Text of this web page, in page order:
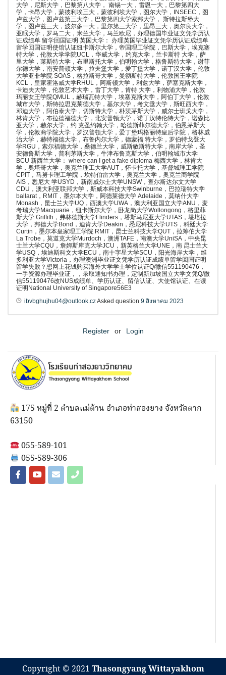
大学，尼斯大学，巴黎第八大学， 南锡一大，雷恩一大，巴黎第四大
学，卡昂大学，蒙彼利埃三大，蒙彼利埃大学，图尔大学，INSEEC，图
卢兹大学，图卢兹第三大学，巴黎第四大学索邦大学， 斯特拉斯堡大
学，图卢兹三大，波尔多一大，里尔第三大学，里昂三大，奥尔良大学，
亚眠大学，罗马二大，米兰大学，马兰欧尼，办理德国毕业证文凭学历认
证成绩单 留学回国证明 英国大学： 办理英国毕业证文凭学历认证成绩单
留学回国证明使馆认证纽卡斯尔大学，帝国理工学院，巴斯大学，埃克塞
特大学，伦敦大学学院UCL，华威大学，约克大学，兰卡斯特 大学，萨
里大学，莱斯特大学，布里斯托大学，伯明翰大学，格鲁斯特大学，谢菲
尔德大学，南安普顿大学，拉夫堡大学，爱丁堡大学，诺丁汉大学，伦敦
大学亚非学院 SOAS，格拉斯哥大学，曼彻斯特大学，伦敦国王学院
KCL，皇家霍洛威大学RHUL，阿斯顿大学，利兹大学，萨塞克斯大学，
卡迪夫大学，伦敦艺术大学，雷丁大学，肯特 大学，利物浦大学，伦敦
玛丽女王学院QMUL，赫瑞瓦特大学，埃塞克斯大学，阿伯丁大学，伦敦
城市大学，斯特拉思克莱德大学，基尔大学，考文垂大学，斯旺西大学，
邓迪大学，阿伯泰大学，切斯特大学，朴茨茅斯大学，威尔士班戈大学，
林肯大学，布拉德福德大学，北安普顿大学，诺丁汉特伦特大学，诺森比
亚大学，赫尔大学，约 克圣约翰大学，哈德斯菲尔德大学，伯恩茅斯大
学，伦敦商学院大学，罗汉普顿大学，爱丁堡玛格丽特皇后学院，格林威
治大学，赫特福德大学，布鲁内尔大学，德蒙福 特大学，罗伯特戈登大
学RGU，索尔福德大学，桑德兰大学，威斯敏斯特大学，南岸大学，圣
安德鲁斯大学，普利茅斯大学，牛津布鲁克斯大学，伯明翰城市大学
BCU 新西兰大学： where can I get a fake diploma 梅西大学，林肯大
学，奥塔哥大学，奥克兰理工大学AUT，怀卡托大学，基督城理工学院
CPIT，马努卡理工学院，坎特伯雷大学，奥克兰大学，奥克兰商学院
AIS，悉尼大 学USYD，新南威尔士大学UNSW，查尔斯达尔文大学
CDU，澳大利亚联邦大学，斯威本科技大学Swinburne，巴拉瑞特大学
ballarat，RMIT，墨尔本大学，阿德莱德大学 Adelaide，莫纳什大学
Monash，昆士兰大学UQ，西澳大学UWA，澳大利亚国立大学ANU，麦
考瑞大学Macquarie，纽卡斯尔大学，卧龙岗大学Wollongong，格里菲
斯大学 Griffith，弗林德斯大学Flinders，塔斯马尼亚大学UTAS，堪培拉
大学，邦德大学Bond，迪肯大学Deakin，悉尼科技大学UTS，科廷大学
Curtin，墨尔本皇家理工学院 RMIT，昆士兰科技大学QUT，拉筹伯大学
La Trobe，莫道克大学Murdoch，澳洲TAFE，南澳大学UniSA，中央昆
士兰大学CQU，詹姆斯库克大学JCU，新英格兰大学UNE，南 昆士兰大
学USQ，埃迪斯科文大学ECU，南十字星大学SCU，阳光海岸大学，维
多利亚大学Victoria，办理澳洲毕业证文凭学历认证成绩单留学回国证明
留学失败？想网上花钱购买海外大学学士学位认证Q/微信551190476，
一手资源办理毕业证，，录取通知书办理，定制新加坡国立大学文凭Q/微
信551190476改NUS成绩单、学历认证、留信认证、大使馆认证、在读
证明National University of Singapore56E3
ibvbghujhu04@outlook.czAsked question 9 สิงหาคม 2023
Register or Login
175 หมู่ที่ 2 ตำบลแม่ต้าน อำเภอท่าสองยาง จังหวัดตาก
63150
055-589-101
055-589-306
Copyright © 2021 Thasongyang Wittayakhom